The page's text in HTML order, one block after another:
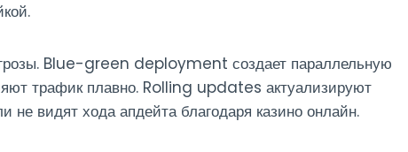
Blue-green deployment создает параллельную
трафик плавно. Rolling updates актуализируют
не видят хода апдейта благодаря казино онлайн.